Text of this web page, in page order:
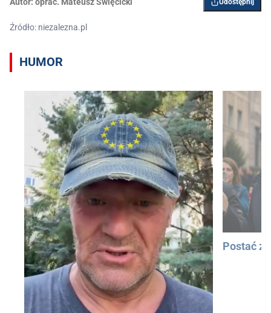
Autor: oprac. Mateusz Święcicki Udostępnij
Źródło: niezalezna.pl
HUMOR
Postać